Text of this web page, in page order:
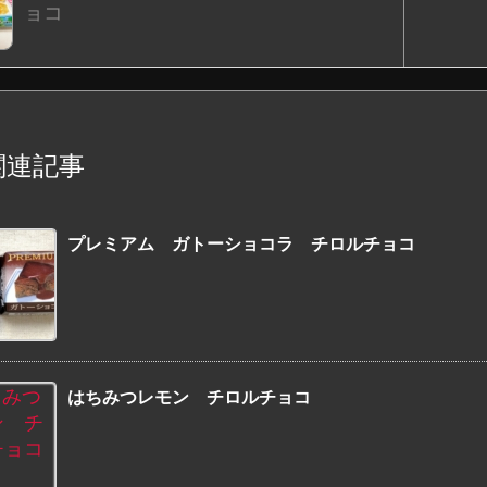
ョコ
連記事
プレミアム ガトーショコラ チロルチョコ
はちみつレモン チロルチョコ